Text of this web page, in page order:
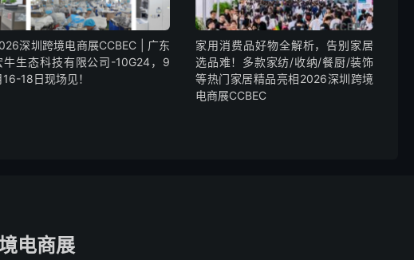
深圳跨境电商展CCBEC | 广东
牛生态科技有限公司-10G24，9
16-18日现场见！
家用消费品好物全解析，告别家居
选品难！多款家纺/收纳/餐厨/装饰
等热门家居精品亮相2026深圳跨境
电商展CCBEC
电商展